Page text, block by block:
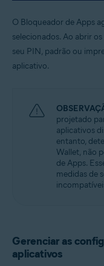
O Bloqueador de Apps
selecionados. Ao abrir
seu PIN, padrão ou
aplicativo.
projetado
aplicativos
entanto,
Wallet, não
de Apps.
medidas de
Gerenciar as
aplicativos